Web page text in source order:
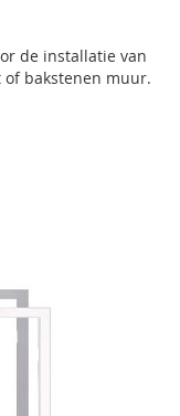
de installatie van
of bakstenen muur.